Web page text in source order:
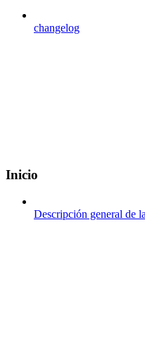
changelog
Inicio
Descripción general de